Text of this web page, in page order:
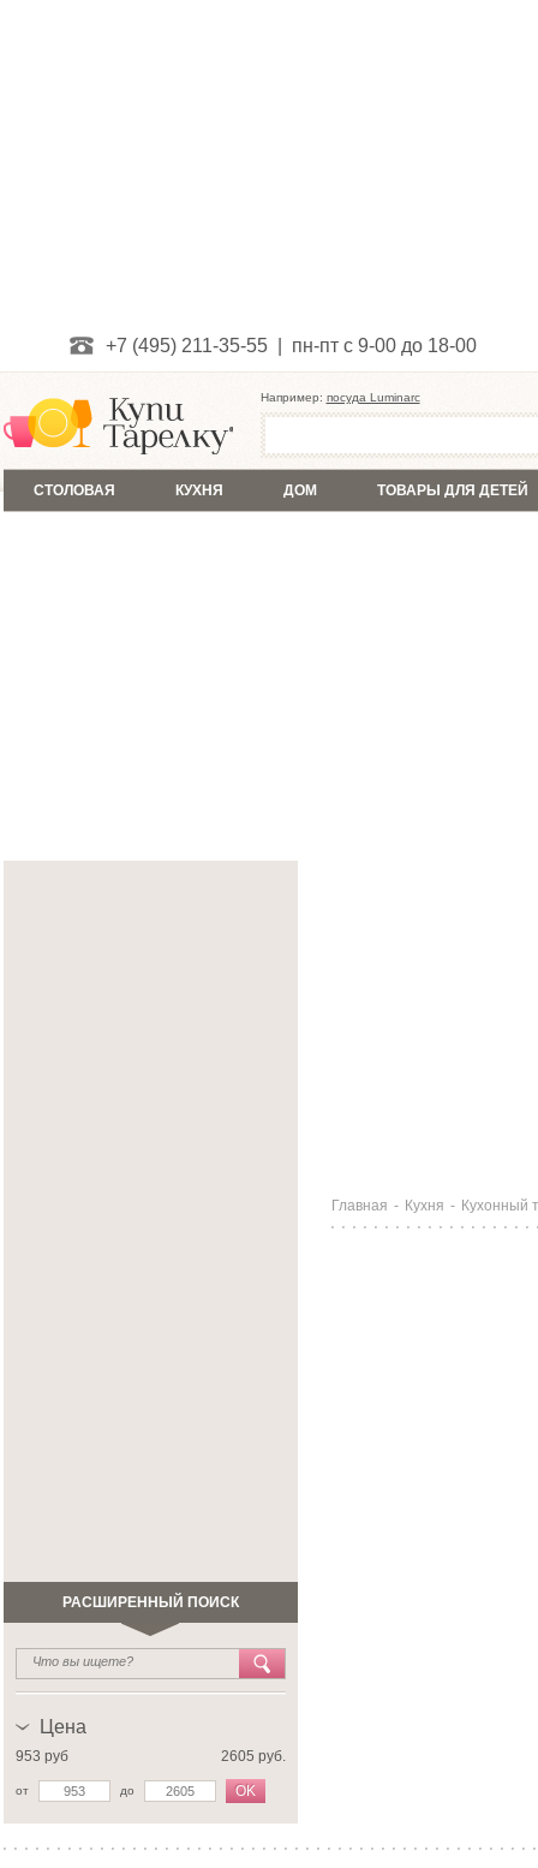
+7 (495) 211-35-55 | пн-пт с 9-00 до 18-00
Например: посуда Luminarc
СТОЛОВАЯ КУХНЯ ДОМ ТОВАРЫ ДЛЯ ДЕТЕЙ
РАСШИРЕННЫЙ ПОИСК
Цена
953 руб 2605 руб.
от до OK
Главная - Кухня - Кухонный